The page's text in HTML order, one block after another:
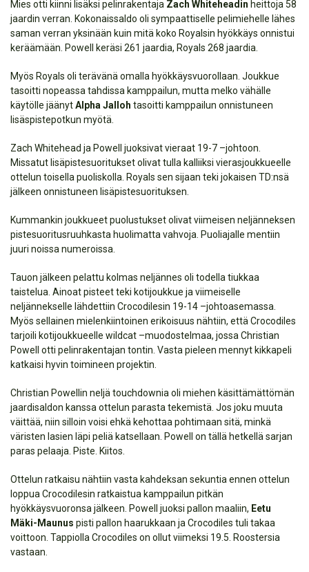
Mies otti kiinni lisäksi pelinrakentaja Zach Whiteheadin heittoja 58
jaardin verran. Kokonaissaldo oli sympaattiselle pelimiehelle lähes
saman verran yksinään kuin mitä koko Royalsin hyökkäys onnistui
keräämään. Powell keräsi 261 jaardia, Royals 268 jaardia.
Myös Royals oli terävänä omalla hyökkäysvuorollaan. Joukkue
tasoitti nopeassa tahdissa kamppailun, mutta melko vähälle
käytölle jäänytAlpha Jalloh tasoitti kamppailun onnistuneen
lisäspistepotkun myötä.
Zach Whitehead ja Powell juoksivat vieraat 19-7 –johtoon.
Missatut lisäpistesuoritukset olivat tulla kalliiksi vierasjoukkueelle
ottelun toisella puoliskolla. Royals sen sijaan teki jokaisen TD:nsä
jälkeen onnistuneen lisäpistesuorituksen.
Kummankin joukkueet puolustukset olivat viimeisen neljänneksen
pistesuoritusruuhkasta huolimatta vahvoja. Puoliajalle mentiin
juuri noissa numeroissa.
Tauon jälkeen pelattu kolmas neljännes oli todella tiukkaa
taistelua. Ainoat pisteet teki kotijoukkue ja viimeiselle
neljännekselle lähdettiin Crocodilesin 19-14 –johtoasemassa.
Myös sellainen mielenkiintoinen erikoisuus nähtiin, että Crocodiles
tarjoili kotijoukkueelle wildcat –muodostelmaa, jossa Christian
Powell otti pelinrakentajan tontin. Vasta pieleen mennyt kikkapeli
katkaisi hyvin toimineen projektin.
Christian Powellin neljä touchdownia oli miehen käsittämättömän
jaardisaldon kanssa ottelun parasta tekemistä. Jos joku muuta
väittää, niin silloin voisi ehkä kehottaa pohtimaan sitä, minkä
väristen lasien läpi peliä katsellaan. Powell on tällä hetkellä sarjan
paras pelaaja. Piste. Kiitos.
Ottelun ratkaisu nähtiin vasta kahdeksan sekuntia ennen ottelun
loppua Crocodilesin ratkaistua kamppailun pitkän
hyökkäysvuoronsa jälkeen. Powell juoksi pallon maaliin, Eetu
Mäki-Maunus pisti pallon haarukkaan ja Crocodiles tuli takaa
voittoon. Tappiolla Crocodiles on ollut viimeksi 19.5. Roostersia
vastaan.